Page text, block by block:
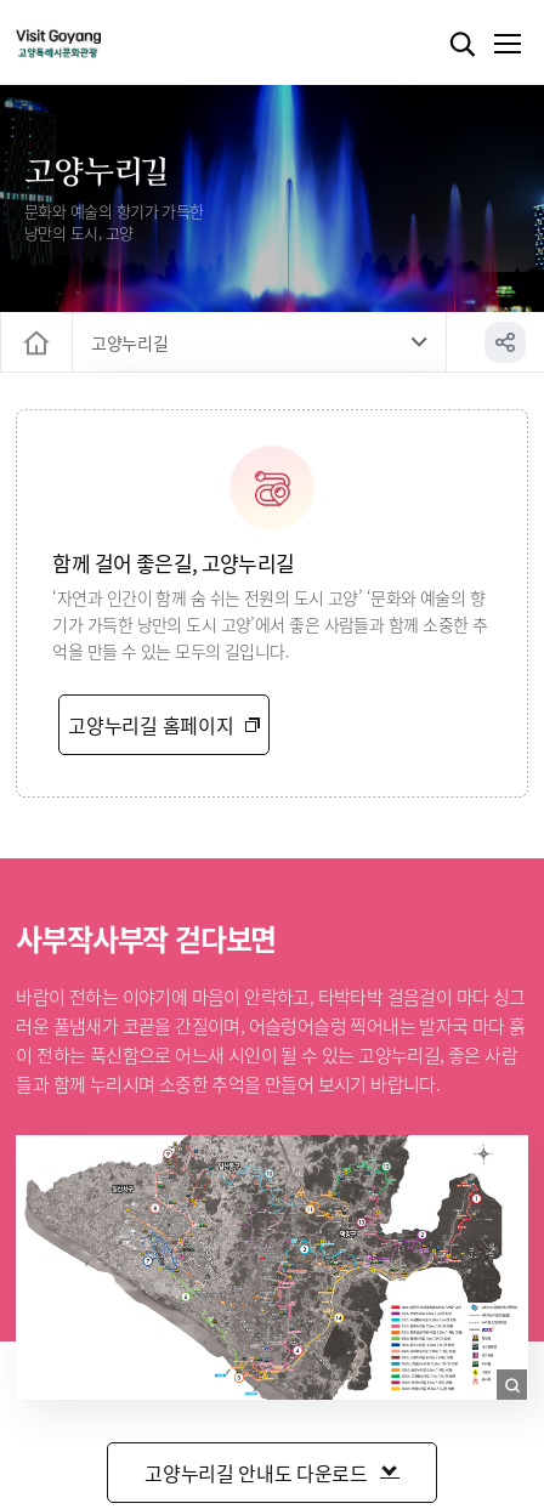
고양누리길
문화와 예술의 향기가 가득한
낭만의 도시, 고양
고양누리길
고양누리길
함께 걸어 좋은길, 고양누리길
‘자연과 인간이 함께 숨 쉬는 전원의 도시 고양’ ‘문화와 예술의 향
기가 가득한 낭만의 도시 고양’에서 좋은 사람들과 함께 소중한 추
억을 만들 수 있는 모두의 길입니다.
고양누리길 홈페이지
사부작사부작 걷다보면
바람이 전하는 이야기에 마음이 안락하고, 타박타박 걸음걸이 마다 싱그
러운 풀냄새가 코끝을 간질이며, 어슬렁어슬렁 찍어내는 발자국 마다 흙
이 전하는 푹신함으로 어느새 시인이 될 수 있는 고양누리길, 좋은 사람
들과 함께 누리시며 소중한 추억을 만들어 보시기 바랍니다.
고양누리길 안내도 다운로드